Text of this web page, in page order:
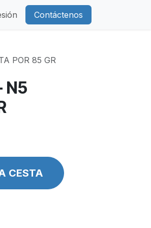
Contáctenos
POR 85 GR
N5
CESTA